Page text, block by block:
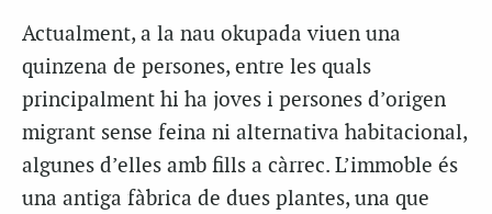
Actualment, a la nau okupada viuen una
quinzena de persones, entre les quals
principalment hi ha joves i persones d’origen
migrant sense feina ni alternativa habitacional,
algunes d’elles amb fills a càrrec. L’immoble és
una antiga fàbrica de dues plantes, una que